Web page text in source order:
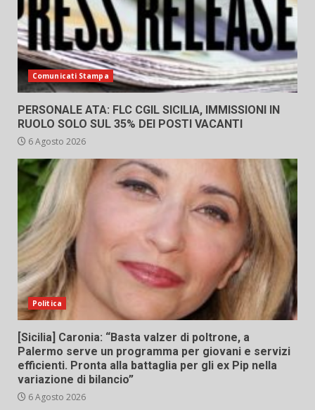
Comunicati Stampa
PERSONALE ATA: FLC CGIL SICILIA, IMMISSIONI IN
RUOLO SOLO SUL 35% DEI POSTI VACANTI
6 Agosto 2026
Politica
[Sicilia] Caronia: “Basta valzer di poltrone, a
Palermo serve un programma per giovani e servizi
efficienti. Pronta alla battaglia per gli ex Pip nella
variazione di bilancio”
6 Agosto 2026